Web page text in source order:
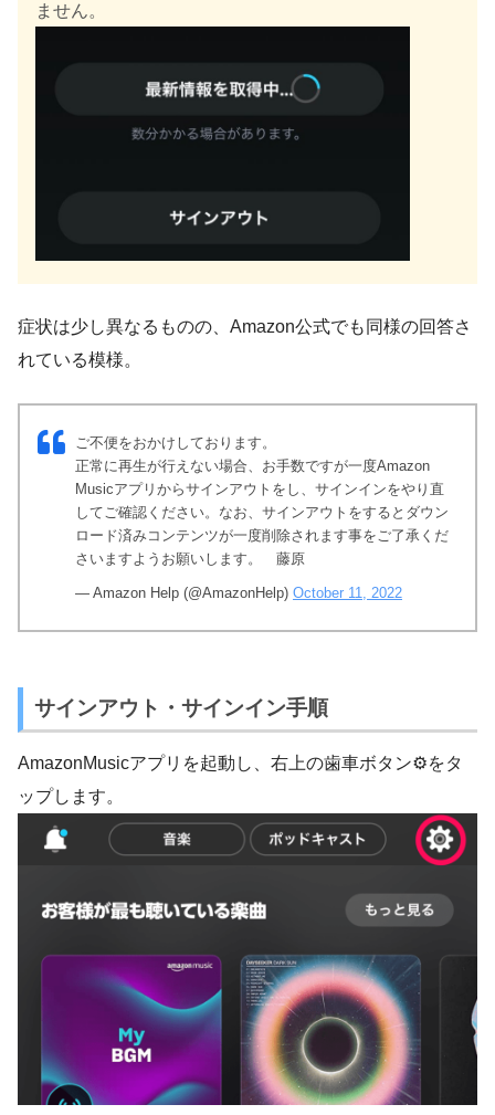
ません。
症状は少し異なるものの、Amazon公式でも同様の回答さ
れている模様。
ご不便をおかけしております。
正常に再生が行えない場合、お手数ですが一度Amazon
Musicアプリからサインアウトをし、サインインをやり直
してご確認ください。なお、サインアウトをするとダウン
ロード済みコンテンツが一度削除されます事をご了承くだ
さいますようお願いします。 藤原
— Amazon Help (@AmazonHelp) October 11, 2022
サインアウト・サインイン手順
AmazonMusicアプリを起動し、右上の歯車ボタン⚙をタ
ップします。